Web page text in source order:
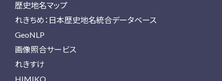
歴史地名マップ
れきちめ：日本歴史地名統合データベース
GeoNLP
画像照合サービス
れきすけ
HIMIKO